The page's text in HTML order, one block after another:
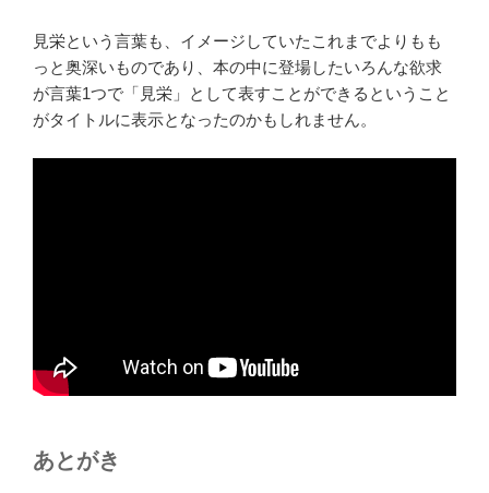
見栄という言葉も、イメージしていたこれまでよりもも
っと奥深いものであり、本の中に登場したいろんな欲求
が言葉1つで「見栄」として表すことができるということ
がタイトルに表示となったのかもしれません。
あとがき